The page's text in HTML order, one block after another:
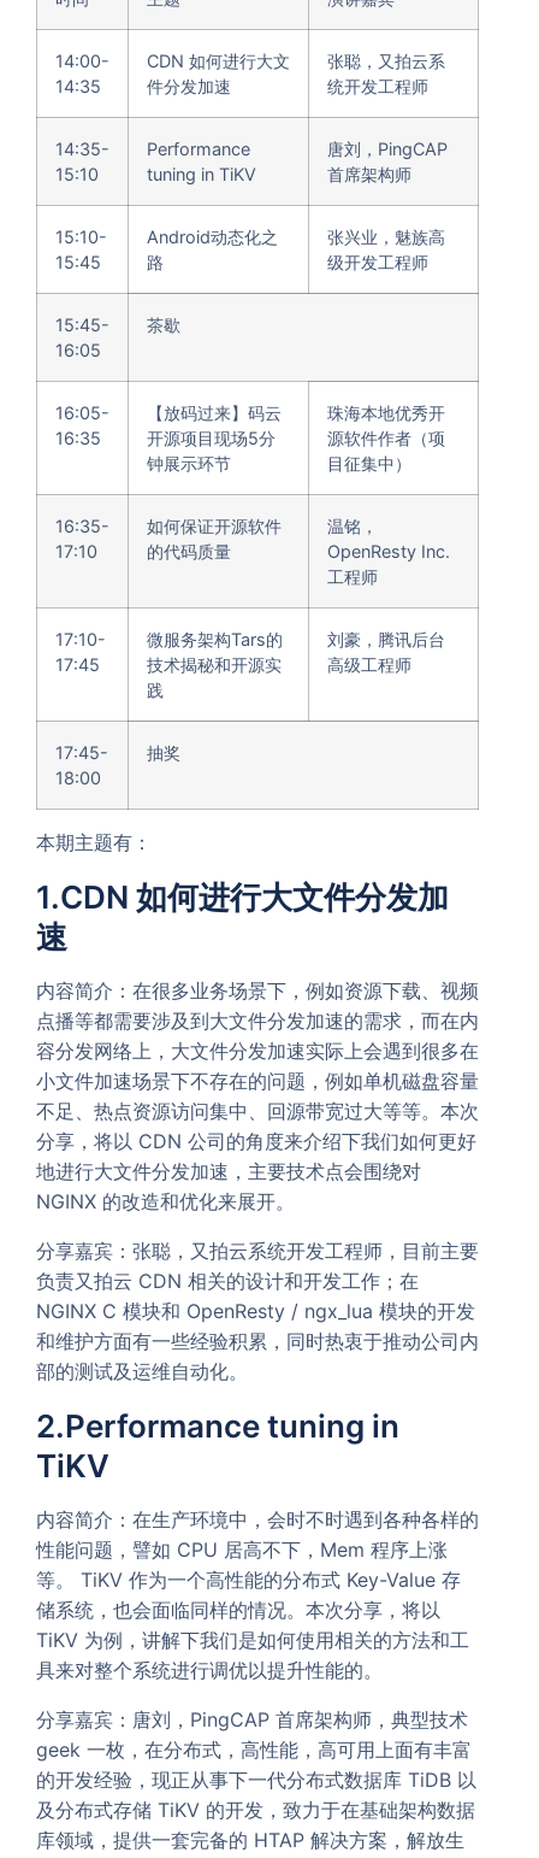
14:00-
14:35
CDN 如何进行大文
件分发加速
张聪，又拍云系
统开发工程师
14:35-
15:10
Performance
tuning in TiKV
唐刘，PingCAP
首席架构师
15:10-
15:45
Android动态化之
路
张兴业，魅族高
级开发工程师
15:45-
16:05
茶歇
16:05-
16:35
【放码过来】码云
开源项目现场5分
钟展示环节
珠海本地优秀开
源软件作者（项
目征集中）
16:35-
17:10
如何保证开源软件
的代码质量
温铭，
OpenResty Inc.
工程师
17:10-
17:45
微服务架构Tars的
技术揭秘和开源实
践
刘豪，腾讯后台
高级工程师
17:45-
18:00
抽奖
本期主题有：
1.CDN 如何进行大文件分发加
速
内容简介：在很多业务场景下，例如资源下载、视频
点播等都需要涉及到大文件分发加速的需求，而在内
容分发网络上，大文件分发加速实际上会遇到很多在
小文件加速场景下不存在的问题，例如单机磁盘容量
不足、热点资源访问集中、回源带宽过大等等。本次
分享，将以 CDN 公司的角度来介绍下我们如何更好
地进行大文件分发加速，主要技术点会围绕对
NGINX 的改造和优化来展开。
分享嘉宾：张聪，又拍云系统开发工程师，目前主要
负责又拍云 CDN 相关的设计和开发工作；在
NGINX C 模块和 OpenResty / ngx_lua 模块的开发
和维护方面有一些经验积累，同时热衷于推动公司内
部的测试及运维自动化。
2.Performance tuning in
TiKV
内容简介：在生产环境中，会时不时遇到各种各样的
性能问题，譬如 CPU 居高不下，Mem 程序上涨
等。 TiKV 作为一个高性能的分布式 Key-Value 存
储系统，也会面临同样的情况。本次分享，将以
TiKV 为例，讲解下我们是如何使用相关的方法和工
具来对整个系统进行调优以提升性能的。
分享嘉宾：唐刘，PingCAP 首席架构师，典型技术
geek 一枚，在分布式，高性能，高可用上面有丰富
的开发经验，现正从事下一代分布式数据库 TiDB 以
及分布式存储 TiKV 的开发，致力于在基础架构数据
库领域，提供一套完备的 HTAP 解决方案，解放生